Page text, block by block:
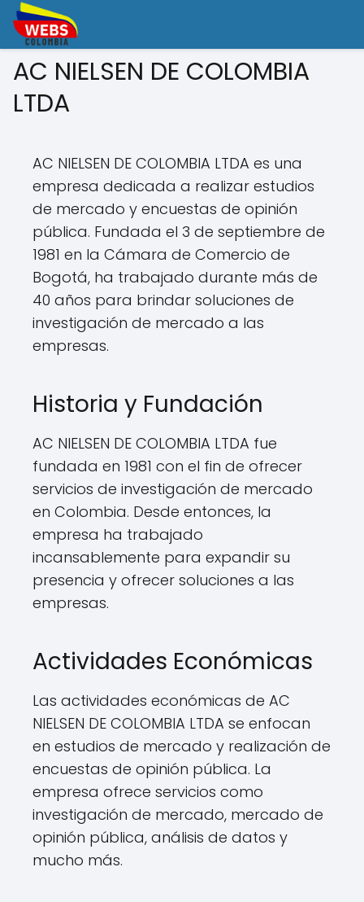
AC NIELSEN DE COLOMBIA
LTDA
AC NIELSEN DE COLOMBIA LTDA es una
empresa dedicada a realizar estudios
de mercado y encuestas de opinión
pública. Fundada el 3 de septiembre de
1981 en la Cámara de Comercio de
Bogotá, ha trabajado durante más de
40 años para brindar soluciones de
investigación de mercado a las
empresas.
Historia y Fundación
AC NIELSEN DE COLOMBIA LTDA fue
fundada en 1981 con el fin de ofrecer
servicios de investigación de mercado
en Colombia. Desde entonces, la
empresa ha trabajado
incansablemente para expandir su
presencia y ofrecer soluciones a las
empresas.
Actividades Económicas
Las actividades económicas de AC
NIELSEN DE COLOMBIA LTDA se enfocan
en estudios de mercado y realización de
encuestas de opinión pública. La
empresa ofrece servicios como
investigación de mercado, mercado de
opinión pública, análisis de datos y
mucho más.